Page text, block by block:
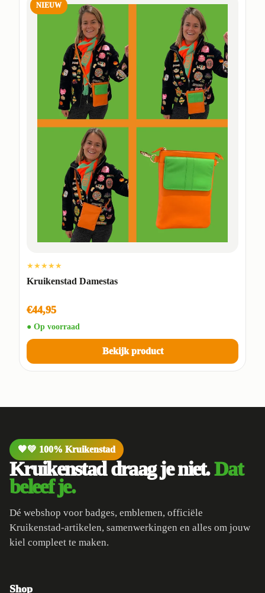
NIEUW
★★★★★
Kruikenstad Damestas
€44,95
● Op voorraad
Bekijk product
🧡💚 100% Kruikenstad
Kruikenstad draag je niet.Dat
beleef je.
Dé webshop voor badges, emblemen, officiële
Kruikenstad-artikelen, samenwerkingen en alles om jouw
kiel compleet te maken.
Shop